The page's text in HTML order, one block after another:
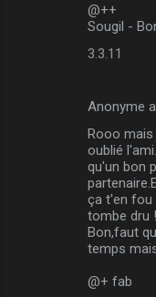
@++
Sougil -
3.3.11
Anonyme a
Rooo
oublié
qu'un bon
ça t'en fou
tombe dru
Bon,faut
temps
@+ fab